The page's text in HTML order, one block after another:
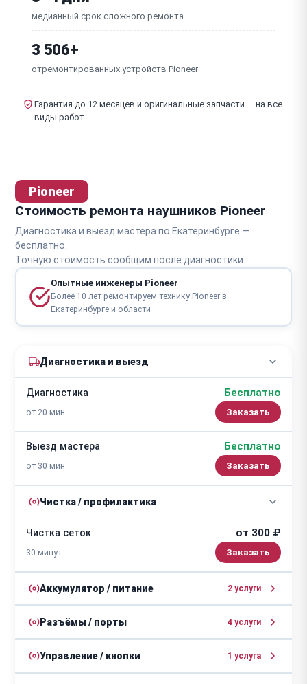
медианный срок сложного ремонта
3 506+
отремонтированных устройств Pioneer
Гарантия до 12 месяцев и оригинальные запчасти — на все
виды работ.
Pioneer
Стоимость ремонта наушников Pioneer
Диагностика и выезд мастера по Екатеринбурге —
бесплатно.
Точную стоимость сообщим после диагностики.
Опытные инженеры Pioneer
Более 10 лет ремонтируем технику Pioneer в
Екатеринбурге и области
Диагностика и выезд
Диагностика
от 20 мин
Бесплатно
Заказать
Выезд мастера
от 30 мин
Бесплатно
Заказать
Чистка / профилактика
Чистка сеток
30 минут
от 300 ₽
Аккумулятор / питание 2 услуги
Ремонт цепи питания
от 1 часа
от 800 ₽
Замена аккумулятора от 1400 ₽
Разъёмы / порты 4 услуги
Ремонт разъема зарядки
от 1 часа
от 500 ₽
Управление / кнопки 1 услуга